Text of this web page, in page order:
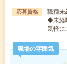
応募資格
職種未
◆未経
気軽
職場の雰囲気